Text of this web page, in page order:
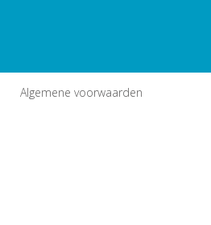
Algemene voorwaarden